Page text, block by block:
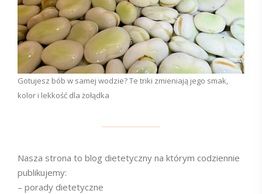
Gotujesz bób w samej wodzie? Te triki zmieniają jego smak,
kolor i lekkość dla żołądka
Nasza strona to blog dietetyczny na którym codziennie
publikujemy:
– porady dietetyczne